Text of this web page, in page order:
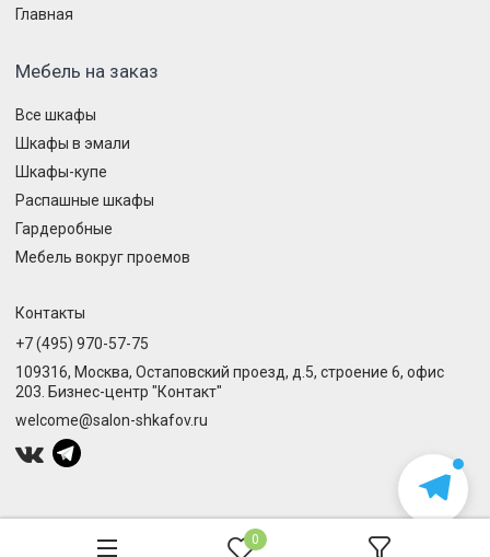
Главная
Мебель на заказ
Все шкафы
Шкафы в эмали
Шкафы-купе
Распашные шкафы
Гардеробные
Мебель вокруг проемов
Контакты
+7 (495) 970-57-75
109316, Москва, Остаповский проезд, д.5, строение 6, офис
203. Бизнес-центр "Контакт"
welcome@salon-shkafov.ru
0